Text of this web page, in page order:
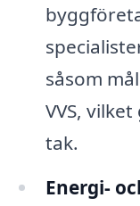
såsom
VVS,
tak.
Energi-